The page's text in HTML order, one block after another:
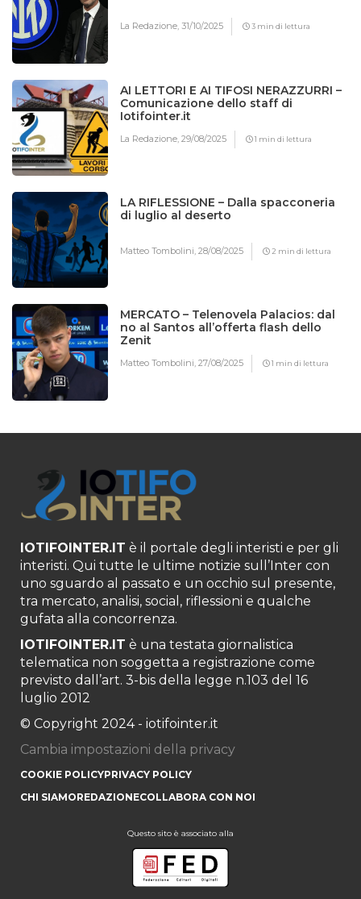
La Redazione,31/10/2025 3 min di lettura
AI LETTORI E AI TIFOSI NERAZZURRI –
Comunicazione dello staff di
Iotifointer.it
La Redazione,29/08/2025 1 min di lettura
LA RIFLESSIONE – Dalla spacconeria
di luglio al deserto
Matteo Tombolini,28/08/2025 2 min di lettura
MERCATO – Telenovela Palacios: dal
no al Santos all’offerta flash dello
Zenit
Matteo Tombolini,27/08/2025 1 min di lettura
IOTIFOINTER.IT è il portale degli interisti e per gli
interisti. Qui tutte le ultime notizie sull’Inter con
uno sguardo al passato e un occhio sul presente,
tra mercato, analisi, social, riflessioni e qualche
gufata alla concorrenza.
IOTIFOINTER.IT è una testata giornalistica
telematica non soggetta a registrazione come
previsto dall’art. 3-bis della legge n.103 del 16
luglio 2012
© Copyright 2024 - iotifointer.it
Cambia impostazioni della privacy
COOKIE POLICYPRIVACY POLICY
CHI SIAMOREDAZIONECOLLABORA CON NOI
Questo sito è associato alla